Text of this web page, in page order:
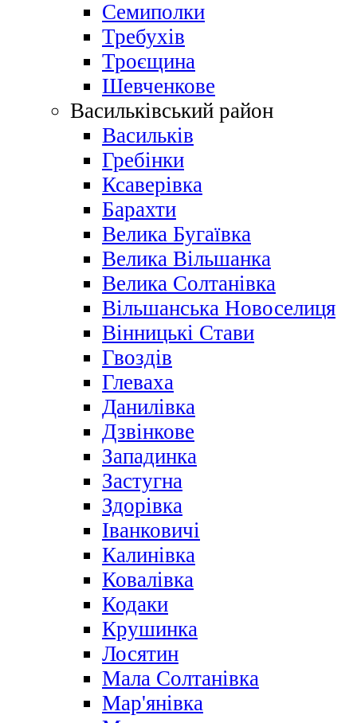
Семиполки
Требухів
Троєщина
Шевченкове
Васильківський район
Васильків
Гребінки
Ксаверівка
Барахти
Велика Бугаївка
Велика Вільшанка
Велика Солтанівка
Вільшанська Новоселиця
Вінницькі Стави
Гвоздів
Глеваха
Данилівка
Дзвінкове
Западинка
Застугна
Здорівка
Іванковичі
Калинівка
Ковалівка
Кодаки
Крушинка
Лосятин
Мала Солтанівка
Мар'янівка